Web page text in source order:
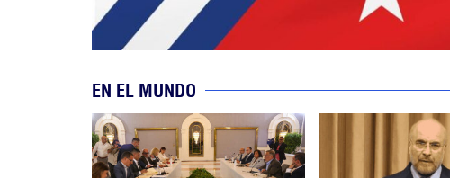
EN EL MUNDO